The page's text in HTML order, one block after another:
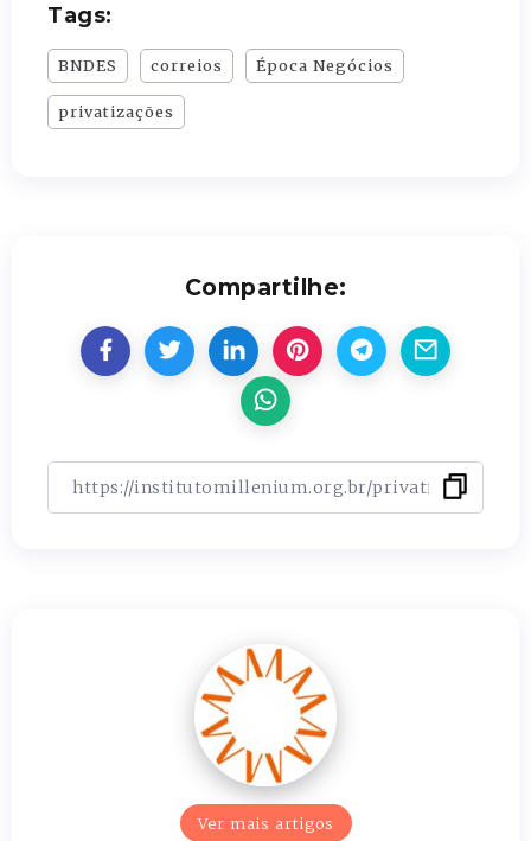
Tags:
BNDES correios Época Negócios
privatizações
Compartilhe:
Ver mais artigos